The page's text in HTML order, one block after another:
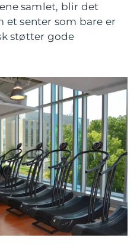
samlet, blir det
et senter som bare er
støtter gode